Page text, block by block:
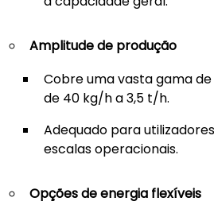
Amplitude de produção
Cobre uma vasta gama
de 40 kg/h a 3,5 t/h.
Adequado para
escalas operacionais.
Opções de energia flexíveis